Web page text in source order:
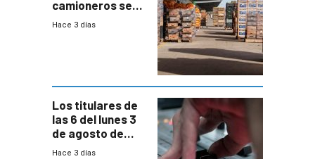
camioneros se
movilizaron en
Hace 3 días
Los titulares de
las 6 del lunes 3
de agosto de
2026
Hace 3 días